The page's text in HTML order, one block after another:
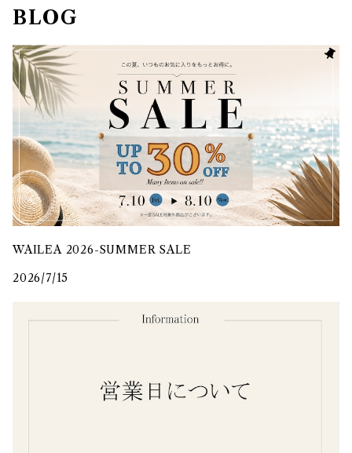
BLOG
WAILEA 2026-SUMMER SALE
2026/7/15